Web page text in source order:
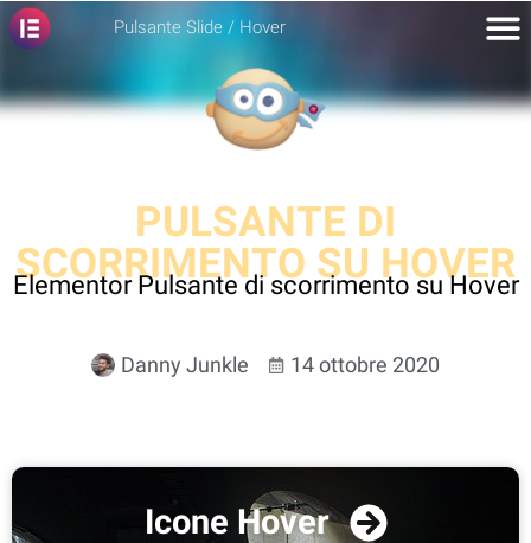
Pulsante Slide / Hover
PULSANTE DI
SCORRIMENTO SU HOVER
Elementor Pulsante di scorrimento su Hover
Danny Junkle 14 ottobre 2020
Icone Hover